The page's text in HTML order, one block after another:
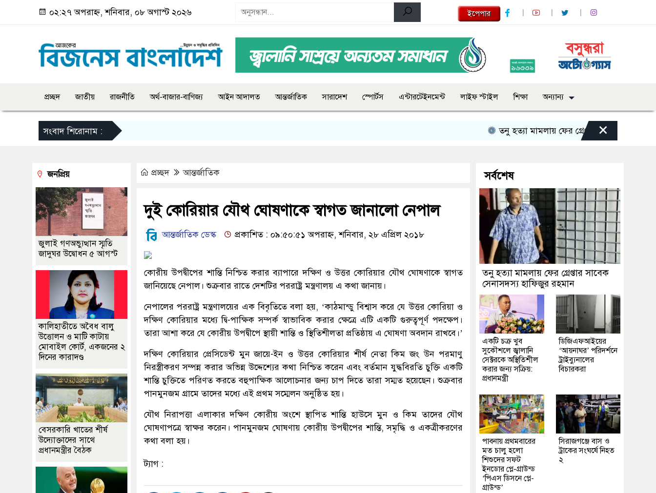
০২:২৭ অপরাহ্ন, শনিবার, ০৮ অগাস্ট ২০২৬ ইপেপার
প্রচ্ছদ জাতীয় রাজনীতি অর্থ-বাজার-বাণিজ্য আইন আদালত আন্তর্জাতিক সারাদেশ স্পোর্টস এন্টারটেইনমেন্ট লাইফ স্টাইল শিক্ষা অন্যান্য
সংবাদ শিরোনাম : তনু হত্যা মামলায় ফের গ্রেপ্তার সাবেক সেনাসদস্য
×
প্রচ্ছদ আন্তর্জাতিক
দুই কোরিয়ার যৌথ ঘোষণাকে স্বাগত জানালো নেপাল
আন্তর্জাতিক ডেস্ক প্রকাশিত : ০৯:৫০:৫১ অপরাহ্ন, শনিবার, ২৮ এপ্রিল ২০১৮
কোরীয় উপদ্বীপের শান্তি নিশ্চিত করার ব্যাপারে দক্ষিণ ও উত্তর কোরিয়ার যৌথ ঘোষণাকে স্বাগত
জানিয়েছে নেপাল। শুক্রবার রাতে দেশটির পররাষ্ট্র মন্ত্রণালয় এ কথা জানায়।
নেপালের পররাষ্ট্র মন্ত্রণালয়ের এক বিবৃতিতে বলা হয়, ‘কাঠমান্ডু বিশ্বাস করে যে উত্তর কোরিয়া ও
দক্ষিণ কোরিয়ার মধ্যে দ্বি-পাক্ষিক সম্পর্ক স্বাভাবিক করার ক্ষেত্রে এটি একটি গুরুত্বপূর্ণ পদক্ষেপ।
তারা আশা করে যে কোরীয় উপদ্বীপে স্থায়ী শান্তি ও স্থিতিশীলতা প্রতিষ্ঠায় এ ঘোষণা অবদান রাখবে।’
দক্ষিণ কোরিয়ার প্রেসিডেন্ট মুন জায়ে-ইন ও উত্তর কোরিয়ার শীর্ষ নেতা কিম জং উন পরমাণু
নিরস্ত্রীকরণ সম্পন্ন করার অভিন্ন উদ্দেশ্যের কথা নিশ্চিত করেন এবং বর্তমান যুদ্ধবিরতি চুক্তি একটি
শান্তি চুক্তিতে পরিণত করতে বহুপাক্ষিক আলোচনার জন্য চাপ দিতে তারা সম্মত হয়েছেন। শুক্রবার
পানমুনজম গ্রামে তাদের মধ্যে এই প্রথম সম্মেলন অনুষ্ঠিত হয়।
যৌথ নিরাপত্তা এলাকার দক্ষিণ কোরীয় অংশে স্থাপিত শান্তি হাউসে মুন ও কিম তাদের যৌথ
ঘোষণাপত্রে স্বাক্ষর করেন। পানমুনজম ঘোষণায় কোরীয় উপদ্বীপের শান্তি, সমৃদ্ধি ও একত্রীকরণের
কথা বলা হয়।
ট্যাগ :
জনপ্রিয়
জুলাই গণঅভ্যুত্থান স্মৃতি
জাদুঘর উদ্বোধন ৫ আগস্ট
কালিহাতীতে অবৈধ বালু
উত্তোলন ও মাটি কাটায়
মোবাইল কোর্ট, একজনের ২
দিনের কারাদণ্ড
বেসরকারি খাতের শীর্ষ
উদ্যোক্তাদের সাথে
প্রধানমন্ত্রীর বৈঠক
সর্বশেষ
তনু হত্যা মামলায় ফের গ্রেপ্তার সাবেক
সেনাসদস্য হাফিজুর রহমান
একটি চক্র খুব
সুকৌশলে জ্বালানি
সেক্টরকে অস্থিতিশীল
করার জন্য সক্রিয়:
প্রধানমন্ত্রী
ডিজিএফআইয়ের
‘আয়নাঘর’ পরিদর্শনে
ট্রাইব্যুনালের
বিচারকরা
পাবনায় প্রথমবারের
মত চালু হলো
শিশুদের সফট
ইনডোর প্লে-গ্রাউন্ড
‘পিএস ডিসনে প্লে-
গ্রাউন্ড’
সিরাজগঞ্জে বাস ও
ট্রাকের সংঘর্ষে নিহত
২